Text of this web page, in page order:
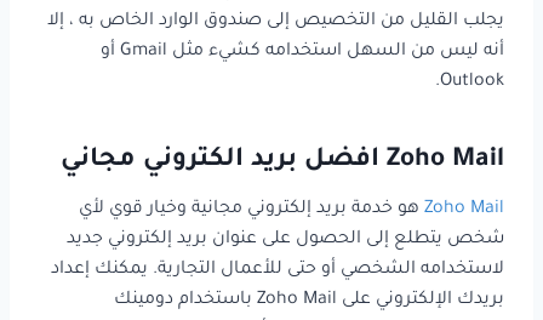
يجلب القليل من التخصيص إلى صندوق الوارد الخاص به ، إلا
أنه ليس من السهل استخدامه كشيء مثل Gmail أو
Outlook.
Zoho Mail افضل بريد الكتروني مجاني
Zoho Mail هو خدمة بريد إلكتروني مجانية وخيار قوي لأي
شخص يتطلع إلى الحصول على عنوان بريد إلكتروني جديد
لاستخدامه الشخصي أو حتى للأعمال التجارية. يمكنك إعداد
بريدك الإلكتروني على Zoho Mail باستخدام دومينك